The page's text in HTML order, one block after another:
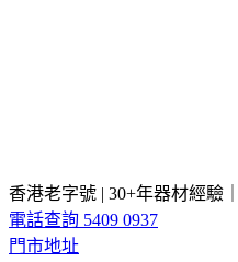
香港老字號 | 30+年器材經驗｜
電話查詢 5409 0937
門市地址